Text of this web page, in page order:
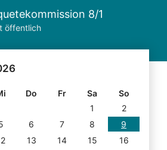
8/1
öffentlich
Do Fr Sa
So
1
2
6 7 8
9
13 14 15
16